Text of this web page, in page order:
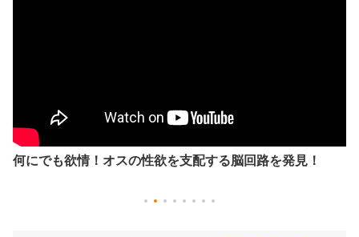
何にでも欲情！オスの性欲を支配する脳回路を発見！